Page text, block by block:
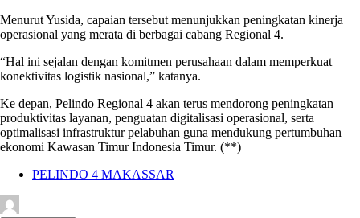
Menurut Yusida, capaian tersebut menunjukkan peningkatan kinerja
operasional yang merata di berbagai cabang Regional 4.
“Hal ini sejalan dengan komitmen perusahaan dalam memperkuat
konektivitas logistik nasional,” katanya.
Ke depan, Pelindo Regional 4 akan terus mendorong peningkatan
produktivitas layanan, penguatan digitalisasi operasional, serta
optimalisasi infrastruktur pelabuhan guna mendukung pertumbuhan
ekonomi Kawasan Timur Indonesia Timur. (**)
PELINDO 4 MAKASSAR